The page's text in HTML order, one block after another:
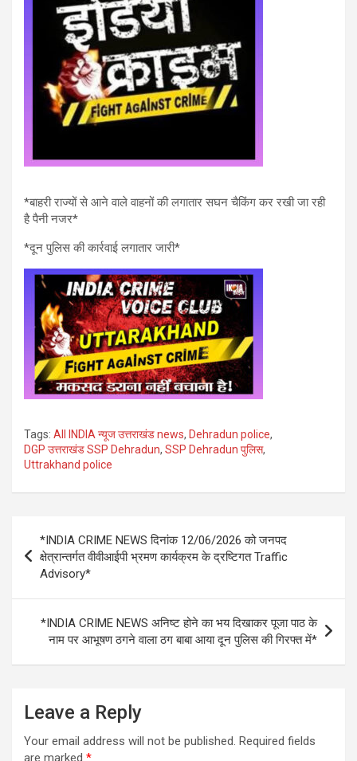
*बाहरी राज्यों से आने वाले वाहनों की लगातार सघन चैकिंग कर रखी जा रही
है पैनी नजर*
*दून पुलिस की कार्रवाई लगातार जारी*
Tags: All INDIA न्यूज उत्तराखंड news, Dehradun police,
DGP उत्तराखंड SSP Dehradun, SSP Dehradun पुलिस,
Uttrakhand police
navigation
*INDIA CRIME NEWS दिनांक 12/06/2026 को जनपद
क्षेत्रान्तर्गत वीवीआईपी भ्रमण कार्यक्रम के द्रष्टिगत Traffic
Advisory*
*INDIA CRIME NEWS अनिष्ट होने का भय दिखाकर पूजा पाठ के
नाम पर आभूषण ठगने वाला ठग बाबा आया दून पुलिस की गिरफ्त में*
Leave a Reply
Your email address will not be published. Required fields
are marked *